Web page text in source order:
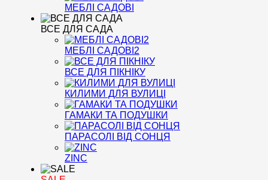
МЕБЛІ САДОВІ
ВСЕ ДЛЯ САДА
МЕБЛІ САДОВІ2
ВСЕ ДЛЯ ПІКНІКУ
КИЛИМИ ДЛЯ ВУЛИЦІ
ГАМАКИ ТА ПОДУШКИ
ПАРАСОЛІ ВІД СОНЦЯ
ZINC